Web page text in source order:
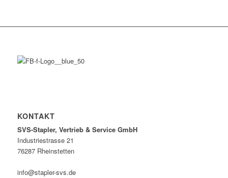
KONTAKT
SVS-Stapler, Vertrieb & Service GmbH
Industriestrasse 21
76287 Rheinstetten
info@stapler-svs.de